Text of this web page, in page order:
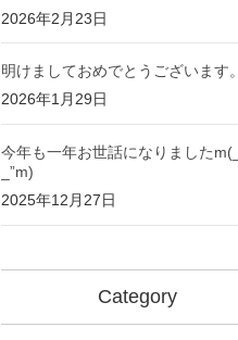
2026年2月23日
明けましておめでとうございます。
2026年1月29日
今年も一年お世話になりましたm(_
_”m)
2025年12月27日
Category